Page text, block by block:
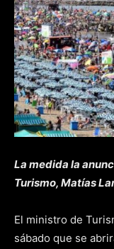
La medida la
Turismo, Matías
El ministro de
sábado que se